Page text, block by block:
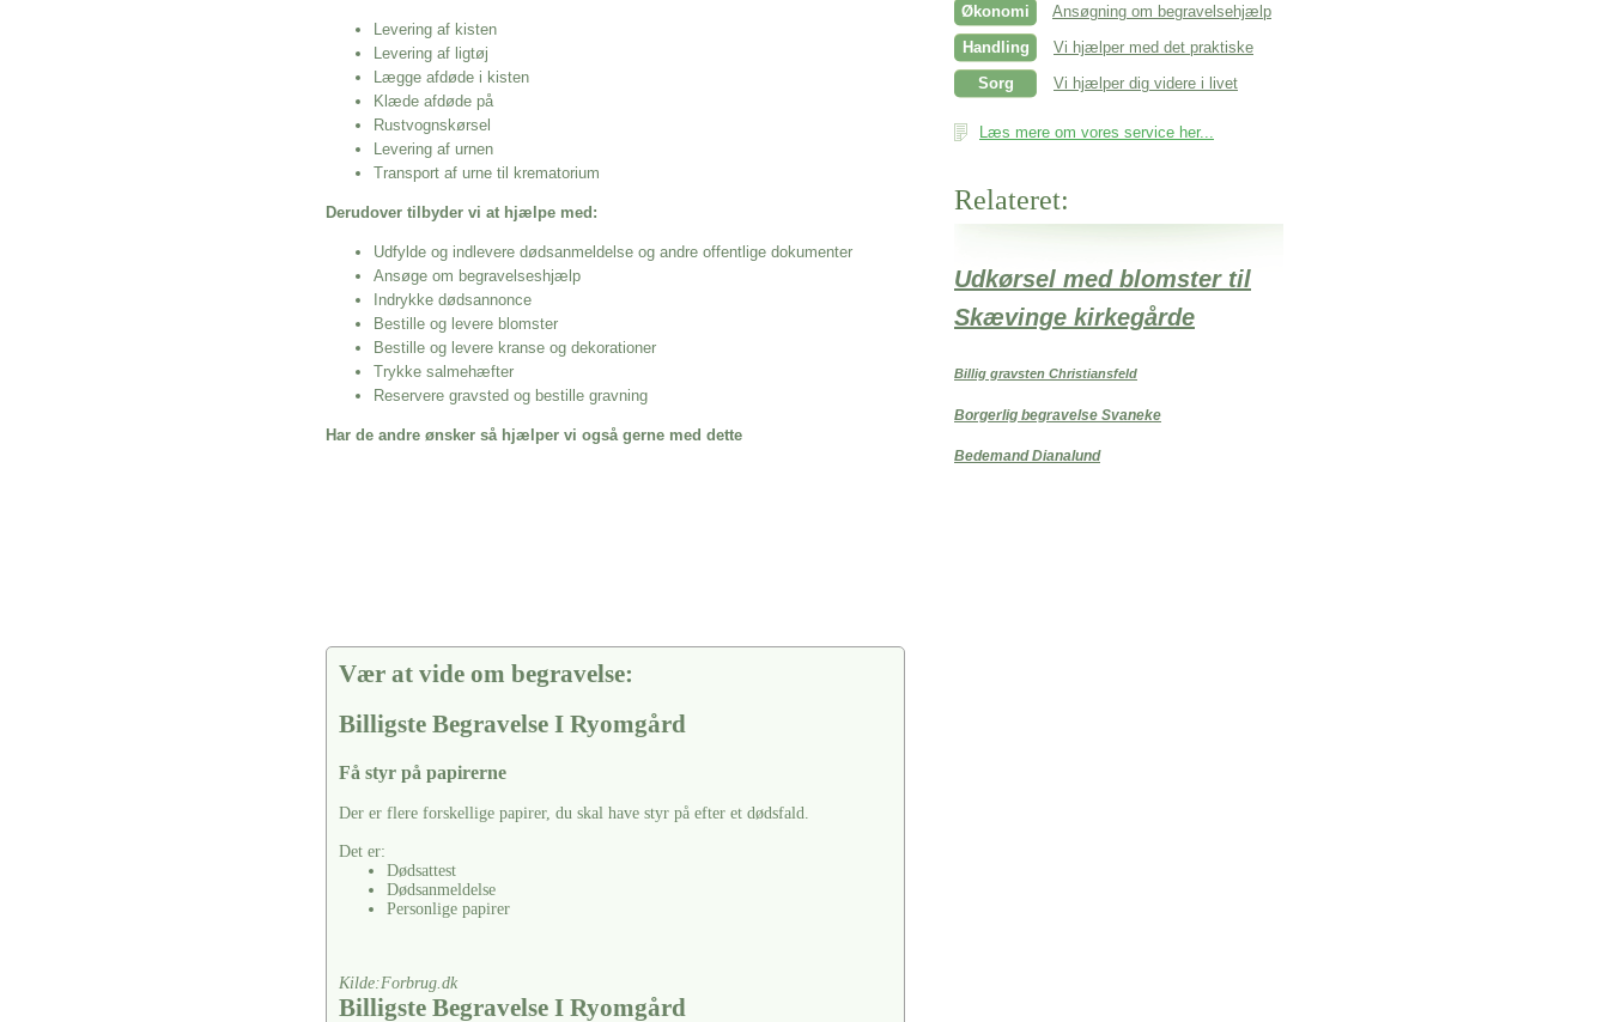
Levering af kisten
Levering af ligtøj
Lægge afdøde i kisten
Klæde afdøde på
Rustvognskørsel
Levering af urnen
Transport af urne til krematorium
Derudover tilbyder vi at hjælpe med:
Udfylde og indlevere dødsanmeldelse og andre offentlige dokumenter
Ansøge om begravelseshjælp
Indrykke dødsannonce
Bestille og levere blomster
Bestille og levere kranse og dekorationer
Trykke salmehæfter
Reservere gravsted og bestille gravning
Har de andre ønsker så hjælper vi også gerne med dette
Vær at vide om begravelse:
Billigste Begravelse I Ryomgård
Få styr på papirerne
Der er flere forskellige papirer, du skal have styr på efter et dødsfald.
Det er:
Dødsattest
Dødsanmeldelse
Personlige papirer
Kilde:Forbrug.dk
Billigste Begravelse I Ryomgård
Økonomi
Ansøgning om begravelsehjælp
Handling
Vi hjælper med det praktiske
Sorg
Vi hjælper dig videre i livet
Læs mere om vores service her...
Relateret:
Udkørsel med blomster til
Skævinge kirkegårde
Billig gravsten Christiansfeld
Borgerlig begravelse Svaneke
Bedemand Dianalund